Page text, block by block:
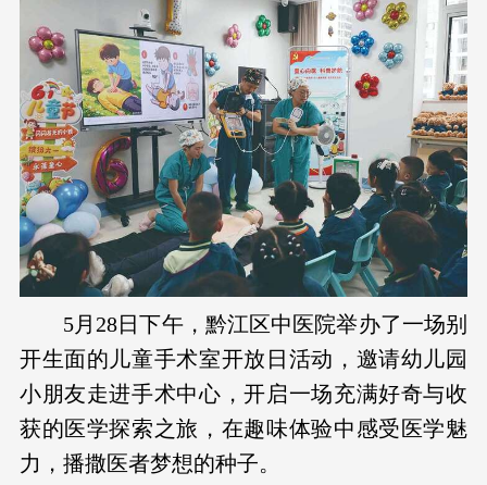
5月28日下午，黔江区中医院举办了一场别
开生面的儿童手术室开放日活动，邀请幼儿园
小朋友走进手术中心，开启一场充满好奇与收
获的医学探索之旅，在趣味体验中感受医学魅
力，播撒医者梦想的种子。